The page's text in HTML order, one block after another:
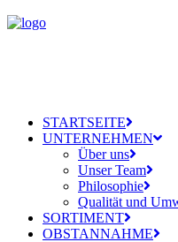
STARTSEITE
UNTERNEHMEN
Über uns
Unser Team
Philosophie
Qualität und
SORTIMENT
OBSTANNAHME